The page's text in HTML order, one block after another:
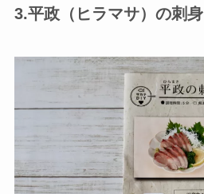
3.平政（ヒラマサ）の刺身